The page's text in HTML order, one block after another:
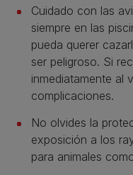
Cuidado con las
siempre en las
pueda querer
ser peligroso. Si
inmediatamente al
complicaciones.
No olvides la
exposición a los
para animales